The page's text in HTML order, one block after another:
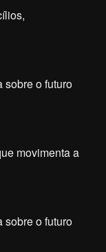
sobre o futuro
movimenta a
sobre o futuro